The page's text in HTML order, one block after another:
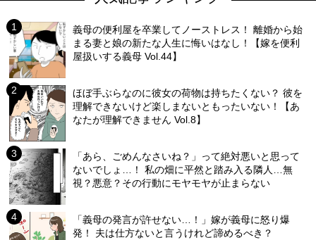
義母の便利屋を卒業してノーストレス！ 離婚から始
まる妻と娘の新たな人生に悔いはなし！【嫁を便利
屋扱いする義母 Vol.44】
ほぼ手ぶらなのに彼女の荷物は持ちたくない？ 彼を
理解できないけど楽しまないともったいない！【あ
なたが理解できません Vol.8】
「あら、ごめんなさいね？」って絶対悪いと思って
ないでしょ…！ 私の畑に平然と踏み入る隣人…無
視？悪意？その行動にモヤモヤが止まらない
「義母の発言が許せない…！」嫁が義母に怒り爆
発！ 夫は仕方ないと言うけれど諦めるべき？